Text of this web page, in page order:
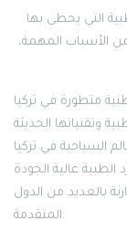
التي يحظى بها
الأسباب المهمة،
وتقنياتها الحديثة
بالعديد من الدول
المتقدمة.